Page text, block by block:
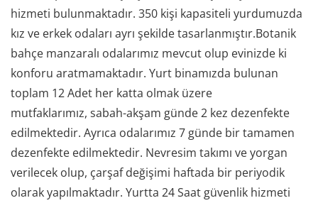
hizmeti bulunmaktadır. 350 kişi kapasiteli yurdumuzda
kız ve erkek odaları ayrı şekilde tasarlanmıştır.Botanik
bahçe manzaralı odalarımız mevcut olup evinizde ki
konforu aratmamaktadır. Yurt binamızda bulunan
toplam 12 Adet her katta olmak üzere
mutfaklarımız, sabah-akşam günde 2 kez dezenfekte
edilmektedir. Ayrıca odalarımız 7 günde bir tamamen
dezenfekte edilmektedir. Nevresim takımı ve yorgan
verilecek olup, çarşaf değişimi haftada bir periyodik
olarak yapılmaktadır. Yurtta 24 Saat güvenlik hizmeti